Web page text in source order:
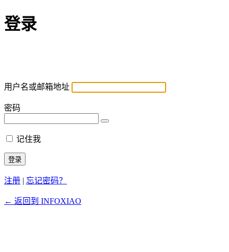
登录
用户名或邮箱地址
密码
记住我
注册 | 忘记密码？
← 返回到 INFOXIAO